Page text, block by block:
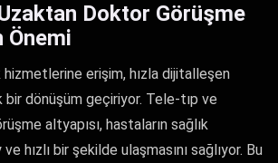
Doktor Görüşme
Önemi
hizmetlerine erişim, hızla dijitalleşen
bir dönüşüm geçiriyor. Tele-tıp ve
altyapısı, hastaların sağlık
hızlı bir şekilde ulaşmasını sağlıyor. Bu